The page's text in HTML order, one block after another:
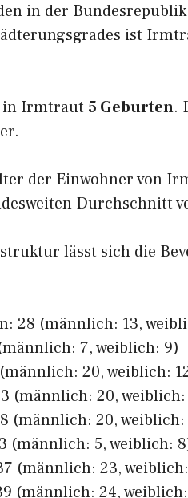
in der
ist
in Irmtraut 5 Geburten.
der Einwohner von
Durchschnitt
lässt sich die
28 (männlich: 13,
7, weiblich: 9)
20, weiblich:
(männlich: 20, weiblich:
(männlich: 20, weiblich:
(männlich: 5, weiblich:
(männlich: 23,
(männlich: 24,